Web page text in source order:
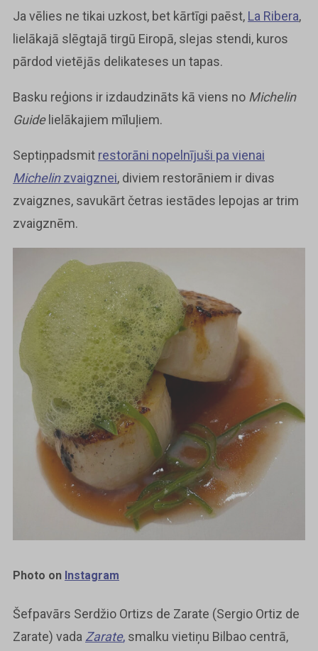
Ja vēlies ne tikai uzkost, bet kārtīgi paēst, La Ribera,
lielākajā slēgtajā tirgū Eiropā, slejas stendi, kuros
pārdod vietējās delikateses un tapas.
Basku reģions ir izdaudzināts kā viens no Michelin
Guidelielākajiem mīluļiem.
Septiņpadsmit restorāni nopelnījuši pa vienai
Michelinzvaigznei, diviem restorāniem ir divas
zvaigznes, savukārt četras iestādes lepojas ar trim
zvaigznēm.
Photo on Instagram
Šefpavārs Serdžio Ortizs de Zarate (Sergio Ortiz de
Zarate) vada Zarate, smalku vietiņu Bilbao centrā,